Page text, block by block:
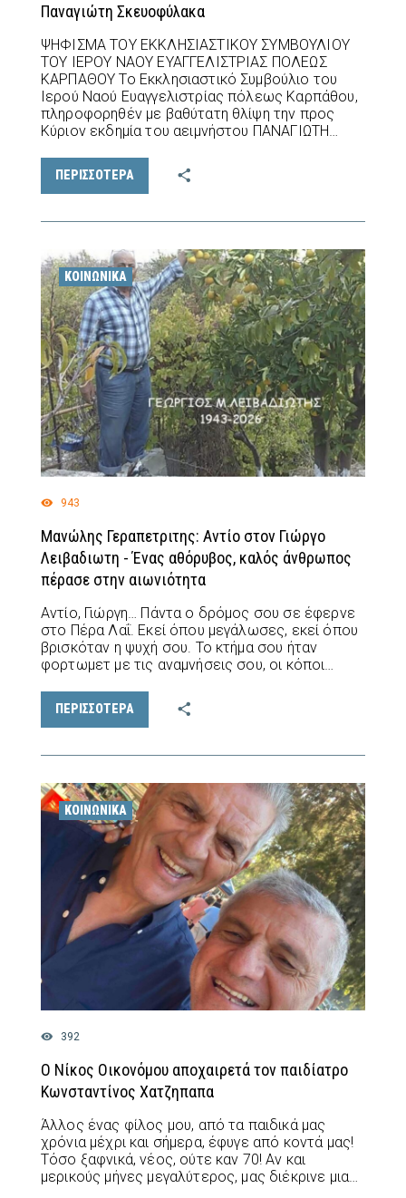
Παναγιώτη Σκευοφύλακα
ΨΗΦΙΣΜΑ ΤΟΥ ΕΚΚΛΗΣΙΑΣΤΙΚΟΥ ΣΥΜΒΟΥΛΙΟΥ
ΤΟΥ ΙΕΡΟΥ ΝΑΟΥ ΕΥΑΓΓΕΛΙΣΤΡΙΑΣ ΠΟΛΕΩΣ
ΚΑΡΠΑΘΟΥ Το Εκκλησιαστικό Συμβούλιο του
Ιερού Ναού Ευαγγελιστρίας πόλεως Καρπάθου,
πληροφορηθέν με βαθύτατη θλίψη την προς
Κύριον εκδημία του αειμνήστου ΠΑΝΑΓΙΩΤΗ…
ΠΕΡΙΣΣΟΤΕΡΑ
ΚΟΙΝΩΝΙΚΆ
943
Μανώλης Γεραπετριτης: Αντίο στον Γιώργο
Λειβαδιωτη - Ένας αθόρυβος, καλός άνθρωπος
πέρασε στην αιωνιότητα
Αντίο, Γιώργη… Πάντα ο δρόμος σου σε έφερνε
στο Πέρα Λαΐ. Εκεί όπου μεγάλωσες, εκεί όπου
βρισκόταν η ψυχή σου. Το κτήμα σου ήταν
φορτωμετ με τις αναμνήσεις σου, οι κόποι…
ΠΕΡΙΣΣΟΤΕΡΑ
ΚΟΙΝΩΝΙΚΆ
392
Ο Νίκος Οικονόμου αποχαιρετά τον παιδίατρο
Κωνσταντίνος Χατζηπαπα
Άλλος ένας φίλος μου, από τα παιδικά μας
χρόνια μέχρι και σήμερα, έφυγε από κοντά μας!
Τόσο ξαφνικά, νέος, ούτε καν 70! Αν και
μερικούς μήνες μεγαλύτερος, μας διέκρινε μια…